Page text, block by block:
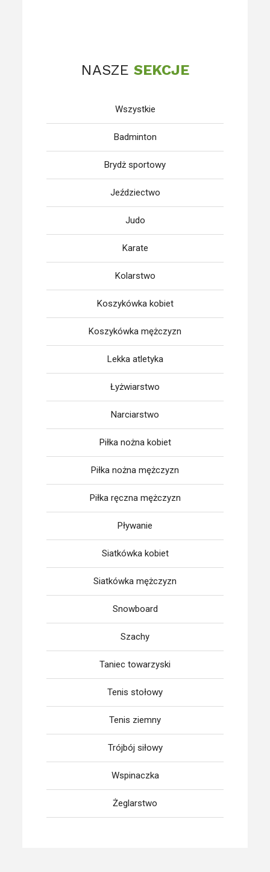
NASZE SEKCJE
Wszystkie
Badminton
Brydż sportowy
Jeździectwo
Judo
Karate
Kolarstwo
Koszykówka kobiet
Koszykówka mężczyzn
Lekka atletyka
Łyżwiarstwo
Narciarstwo
Piłka nożna kobiet
Piłka nożna mężczyzn
Piłka ręczna mężczyzn
Pływanie
Siatkówka kobiet
Siatkówka mężczyzn
Snowboard
Szachy
Taniec towarzyski
Tenis stołowy
Tenis ziemny
Trójbój siłowy
Wspinaczka
Żeglarstwo